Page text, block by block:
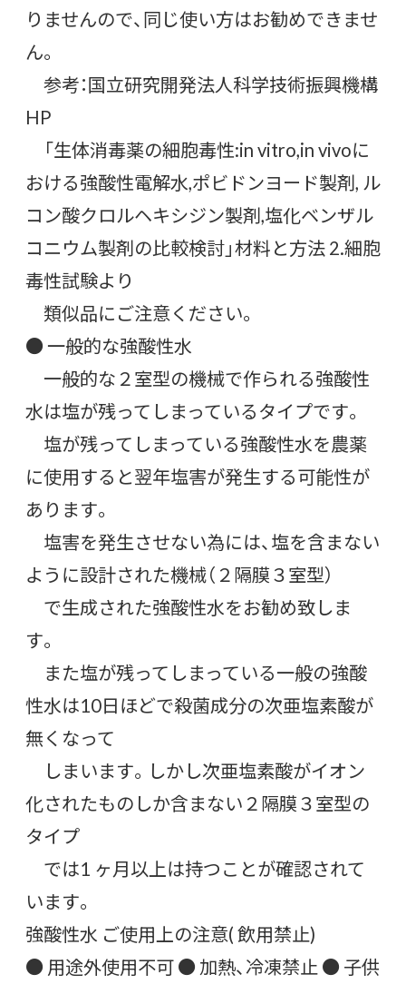
りませんので、同じ使い方はお勧めできませ
ん。
参考：国立研究開発法人科学技術振興機構
HP
「生体消毒薬の細胞毒性:in vitro,in vivoに
おける強酸性電解水,ポビドンヨード製剤, ル
コン酸クロルヘキシジン製剤,塩化ベンザル
コニウム製剤の比較検討」材料と方法 2.細胞
毒性試験より
類似品にご注意ください。
● 一般的な強酸性水
一般的な２室型の機械で作られる強酸性
水は塩が残ってしまっているタイプです。
塩が残ってしまっている強酸性水を農薬
に使用すると翌年塩害が発生する可能性が
あります。
塩害を発生させない為には、塩を含まない
ように設計された機械（２隔膜３室型）
で生成された強酸性水をお勧め致しま
す。
また塩が残ってしまっている一般の強酸
性水は10日ほどで殺菌成分の次亜塩素酸が
無くなって
しまいます。しかし次亜塩素酸がイオン
化されたものしか含まない２隔膜３室型の
タイプ
では1 ヶ月以上は持つことが確認されて
います。
強酸性水 ご使用上の注意( 飲用禁止)
● 用途外使用不可 ● 加熱、冷凍禁止 ● 子供